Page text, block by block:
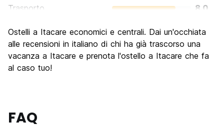
Trasporto
8.0
Luoghi di interesse culturale
7.5
Festa / Vita notturna
8.3
Qualita' Prezzo
Ostelli a Itacare economici e centrali. Dai un'occhiata
alle recensioni in italiano di chi ha già trascorso una
vacanza a Itacare e prenota l'ostello a Itacare che fa
al caso tuo!
FAQ